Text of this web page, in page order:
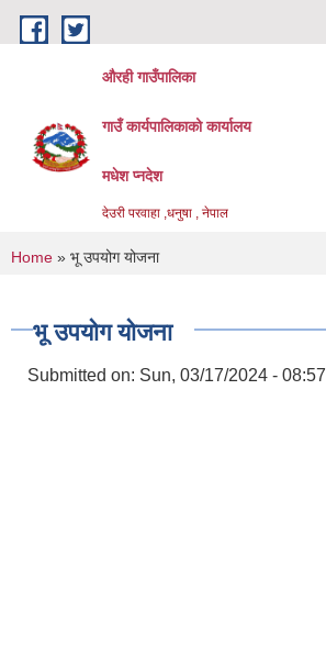
Skip to main content
औरही गाउँपालिका
गाउँ कार्यपालिकाको कार्यालय
मधेश प्नदेश
देउरी परवाहा ,धनुषा , नेपाल
You are here
Home » भू उपयोग योजना
भू उपयोग योजना
Submitted on: Sun, 03/17/2024 - 08:57